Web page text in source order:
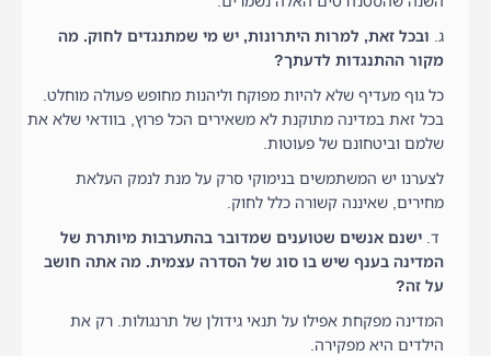
ג. ובכל זאת, למרות היתרונות, יש מי שמתנגדים לחוק. מה
מקור ההתנגדות לדעתך?
כל גוף מעדיף שלא להיות מפוקח וליהנות מחופש פעולה מוחלט.
בכל זאת במדינה מתוקנת לא משאירים הכל פרוץ, בוודאי שלא את
שלמם וביטחונם של פעוטות.
לצערנו יש המשתמשים בנימוקי סרק על מנת לנמק העלאת
מחירים, שאיננה קשורה כלל לחוק.
ד. ישנם אנשים שטוענים שמדובר בהתערבות מיותרת של
המדינה בענף שיש בו סוג של הסדרה עצמית. מה אתה חושב
על זה?
המדינה מפקחת אפילו על תנאי גידולן של תרנגולות. רק את
הילדים היא מפקירה.